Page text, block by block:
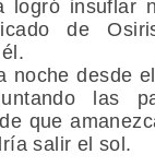
logró insuflar
de
noche desde
las
que
salir el sol.